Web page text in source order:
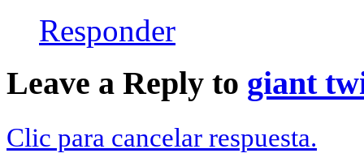
Responder
Leave a Reply to giant
Clic para cancelar respuesta.